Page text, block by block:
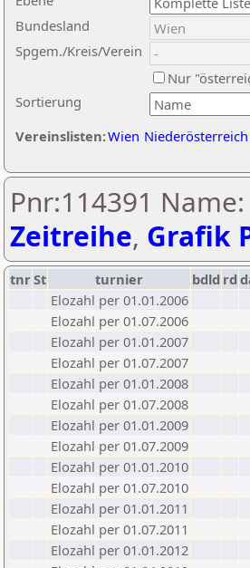
Sortierung
Bundesland
Spgem./Kreis/Verein
Nur
Vereinslisten:Wien Niederösterreich
Pnr:114391
Zeitreihe, Grafik
tnrSt turnier bdld rd
Elozahl per 01.01.2006
Elozahl per 01.07.2006
Elozahl per 01.01.2007
Elozahl per 01.07.2007
Elozahl per 01.01.2008
Elozahl per 01.07.2008
Elozahl per 01.01.2009
Elozahl per 01.07.2009
Elozahl per 01.01.2010
Elozahl per 01.07.2010
Elozahl per 01.01.2011
Elozahl per 01.07.2011
Elozahl per 01.01.2012